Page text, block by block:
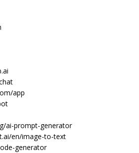
app
ai-prompt-generator
en/image-to-text
generator